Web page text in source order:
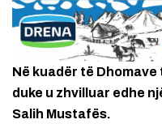
Në kuadër të
duke u zhvilluar edhe
Salih Mustafës.